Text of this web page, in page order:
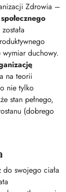
Zdrowia –
duchowy.
na teorii
nie tylko
stan pełnego,
(dobrego
swojego ciała